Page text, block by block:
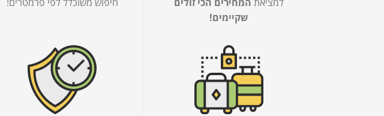
שקיימים!